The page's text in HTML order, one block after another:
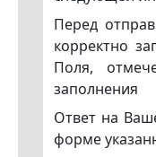
Перед
корректно
Поля,
заполнения
Ответ на
форме